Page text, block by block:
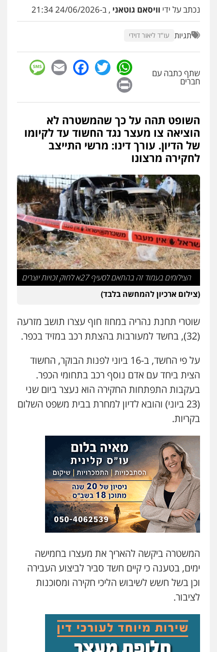
עו"ד שלומי שרון
0547342002
עו"ד אלון קריטי
כלכלי
0525544654
עו"ד דפנה לביא
משפחה גישור
0507206063
עו"ד זוהר ארבל
פלילי פשיעה חמורה מעצרים וחקירות
קטינים
0538788878
עו"ד אסף דוק
פלילי עבירות מין סמים והימורים פשיעה
חמורה חקירות ומעצרים צווארון לבן והונאה
0526885006
עו"ד שלי גורביץ – לוי
משפט פלילי פשיעה חמורה
0544218336
פלילי דיני תעבורה מעצרים וחקירות
עו"ד קארין לגטיוי
פשיעה חמורה
משרד עורכי דין טאי שרקי
פלילי אסירים תעבורה מרב"ד
0547556464
עו"ד אילן אלימלך
פלילי פשיעה חמורה תעבורה אסירים
0522992110
עו"ד שאדי נאטור
פלילי פשיעה חמורה
0509230800
גיל דביר – משרד עורכי דין
פלילי פשיעה כלכלית צווארון לבן
0506217771
נכתב על ידי וויסאם גוטאני , ב-24/06/2026 21:34
תגיות עו"ד ליאור דוידי
שתף כתבה עם
חברים
WhatsApp
Twitter
Facebook
Email
השופט תהה על כך שהמשטרה לא
הוציאה צו מעצר נגד החשוד עד לקיומו
של הדיון. עורך דינו: מרשי התייצב
לחקירה מרצונו
הצילומים בעמוד זה בהתאם לסעיף 27א לחוק זכויות יוצרים
(צילום ארכיון להמחשה בלבד)
שוטרי תחנת נהריה במחוז חוף עצרו תושב מזרעה
(32), בחשד למעורבות בהצתת רכב במזיד בכפר.
על פי החשד, ב-16 ביוני לפנות הבוקר, החשוד
הצית ביחד עם אדם נוסף רכב בתחומי הכפר.
בעקבות התפתחות החקירה הוא נעצר ביום שני
(23 ביוני) והובא לדיון למחרת בבית משפט השלום
בקריות.
המשטרה ביקשה להאריך את מעצרו בחמישה
ימים, בטענה כי קיים חשד סביר לביצוע העבירה
וכן בשל חשש לשיבוש הליכי חקירה ומסוכנות
לציבור.